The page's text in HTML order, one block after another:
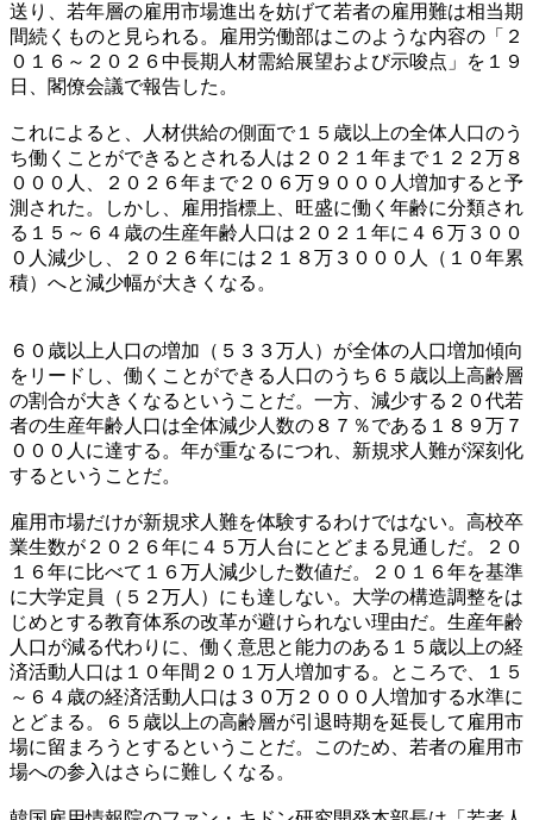
送り、若年層の雇用市場進出を妨げて若者の雇用難は相当期
間続くものと見られる。雇用労働部はこのような内容の「２
０１６～２０２６中長期人材需給展望および示唆点」を１９
日、閣僚会議で報告した。
これによると、人材供給の側面で１５歳以上の全体人口のう
ち働くことができるとされる人は２０２１年まで１２２万８
０００人、２０２６年まで２０６万９０００人増加すると予
測された。しかし、雇用指標上、旺盛に働く年齢に分類され
る１５～６４歳の生産年齢人口は２０２１年に４６万３００
０人減少し、２０２６年には２１８万３０００人（１０年累
積）へと減少幅が大きくなる。
６０歳以上人口の増加（５３３万人）が全体の人口増加傾向
をリードし、働くことができる人口のうち６５歳以上高齢層
の割合が大きくなるということだ。一方、減少する２０代若
者の生産年齢人口は全体減少人数の８７％である１８９万７
０００人に達する。年が重なるにつれ、新規求人難が深刻化
するということだ。
雇用市場だけが新規求人難を体験するわけではない。高校卒
業生数が２０２６年に４５万人台にとどまる見通しだ。２０
１６年に比べて１６万人減少した数値だ。２０１６年を基準
に大学定員（５２万人）にも達しない。大学の構造調整をは
じめとする教育体系の改革が避けられない理由だ。生産年齢
人口が減る代わりに、働く意思と能力のある１５歳以上の経
済活動人口は１０年間２０１万人増加する。ところで、１５
～６４歳の経済活動人口は３０万２０００人増加する水準に
とどまる。６５歳以上の高齢層が引退時期を延長して雇用市
場に留まろうとするということだ。このため、若者の雇用市
場への参入はさらに難しくなる。